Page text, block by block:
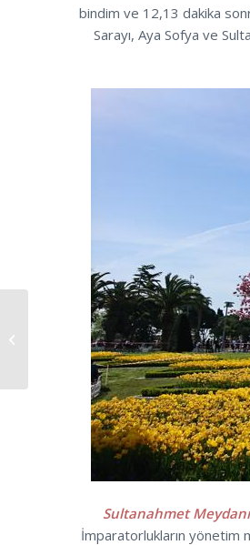
bindim ve 12,13 dakika
Sarayı, Aya Sofya ve
Sultanahmet Meydanı
İmparatorlukların yönetim
2. Mahmud Türbesi ve